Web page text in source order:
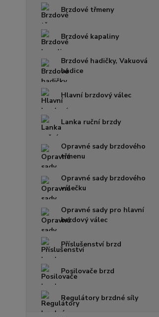
Brzdové třmeny
Brzdové kapaliny
Brzdové hadičky, Vakuová
hadice
Hlavní brzdový válec
Lanka ruční brzdy
Opravné sady brzdového
třmenu
Opravné sady brzdového
válečku
Opravné sady pro hlavní
brzdový válec
Příslušenství brzd
Posilovače brzd
Regulátory brzdné síly